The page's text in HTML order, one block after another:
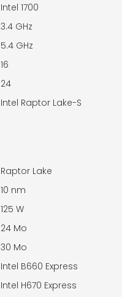
Intel 1700
3.4 GHz
5.4 GHz
16
24
Intel Raptor Lake-S
Raptor Lake
10 nm
125 W
24 Mo
30 Mo
Intel B660 Express
Intel H670 Express